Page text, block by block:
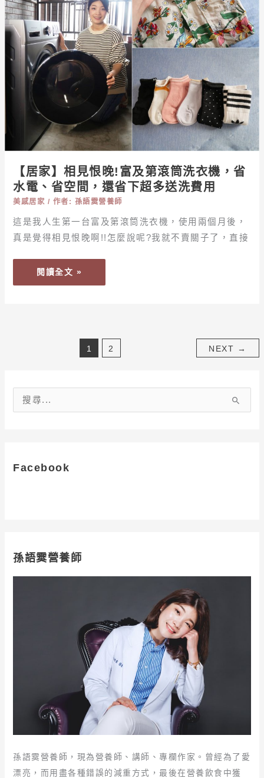
【居家】相見恨晚!富及第滾筒洗衣機，省
水電、省空間，還省下超多送洗費用
美感居家 / 作者: 孫語霙營養師
這是我人生第一台富及第滾筒洗衣機，使用兩個月後，
真是覺得相見恨晚啊!!怎麼說呢?我就不賣關子了，直接
恨
晚!
富
及
第
洗
衣
機，
水
電、
省
空
間，
省
下
閱讀全文 »
1 2 NEXT →
字
Facebook
孫語霙營養師
孫語霙營養師，現為營養師、講師、專欄作家。曾經為了愛
漂亮，而用盡各種錯誤的減重方式，最後在營養飲食中獲